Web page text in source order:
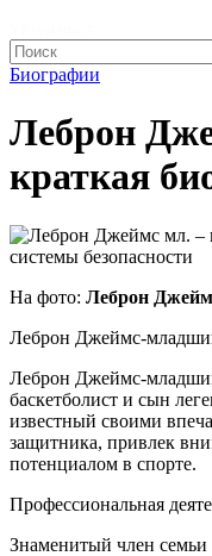
Биографии
Леброн
краткая
На фото: Леброн
Леброн Джеймс-
Леброн Джеймс-
баскетболист и сын
известный своими
защитника, привлек
потенциалом в спорте.
Профессиональная
Знаменитый член семьи